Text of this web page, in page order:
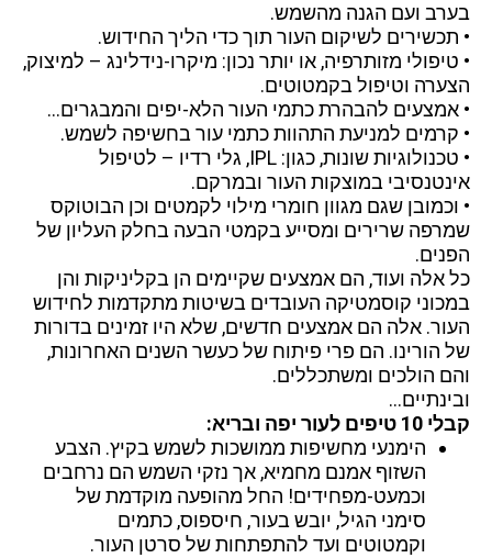
בערב ועם הגנה מהשמש.
• תכשירים לשיקום העור תוך כדי הליך החידוש.
• טיפולי מזותרפיה, או יותר נכון: מיקרו-נידלינג – למיצוק,
הצערה וטיפול בקמטוטים.
• אמצעים להבהרת כתמי העור הלא-יפים והמבגרים…
• קרמים למניעת התהוות כתמי עור בחשיפה לשמש.
• טכנולוגיות שונות, כגון: IPL, גלי רדיו – לטיפול
אינטנסיבי במוצקות העור ובמרקם.
• וכמובן שגם מגוון חומרי מילוי לקמטים וכן הבוטוקס
שמרפה שרירים ומסייע בקמטי הבעה בחלק העליון של
הפנים.
כל אלה ועוד, הם אמצעים שקיימים הן בקליניקות והן
במכוני קוסמטיקה העובדים בשיטות מתקדמות לחידוש
העור. אלה הם אמצעים חדשים, שלא היו זמינים בדורות
של הורינו. הם פרי פיתוח של כעשר השנים האחרונות,
והם הולכים ומשתכללים.
ובינתיים…
קבלי 10 טיפים לעור יפה ובריא:
הימנעי מחשיפות ממושכות לשמש בקיץ. הצבע
השזוף אמנם מחמיא, אך נזקי השמש הם נרחבים
וכמעט-מפחידים! החל מהופעה מוקדמת של
סימני הגיל, יובש בעור, חיספוס, כתמים
וקמטוטים ועד להתפתחות של סרטן העור.